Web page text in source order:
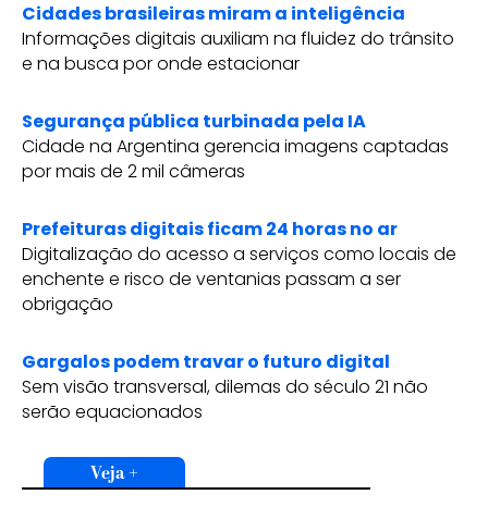
Cidades brasileiras miram a inteligência
Informações digitais auxiliam na fluidez do trânsito
e na busca por onde estacionar
Segurança pública turbinada pela IA
Cidade na Argentina gerencia imagens captadas
por mais de 2 mil câmeras
Prefeituras digitais ficam 24 horas no ar
Digitalização do acesso a serviços como locais de
enchente e risco de ventanias passam a ser
obrigação
Gargalos podem travar o futuro digital
Sem visão transversal, dilemas do século 21 não
serão equacionados
Veja +